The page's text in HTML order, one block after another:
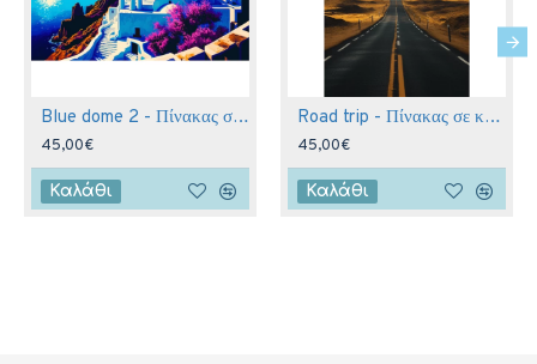
Blue dome 2 - Πίνακας σε καμβά
45,00€
Καλάθι
Road trip - Πίνακας σε καμβά
45,00€
Καλάθι